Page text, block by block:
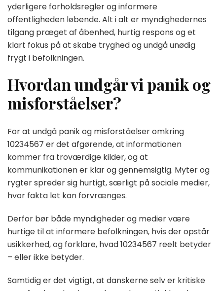
yderligere forholdsregler og informere
offentligheden løbende. Alt i alt er myndighedernes
tilgang præget af åbenhed, hurtig respons og et
klart fokus på at skabe tryghed og undgå unødig
frygt i befolkningen.
Hvordan undgår vi panik og
misforståelser?
For at undgå panik og misforståelser omkring
10234567 er det afgørende, at informationen
kommer fra troværdige kilder, og at
kommunikationen er klar og gennemsigtig. Myter og
rygter spreder sig hurtigt, særligt på sociale medier,
hvor fakta let kan forvrænges.
Derfor bør både myndigheder og medier være
hurtige til at informere befolkningen, hvis der opstår
usikkerhed, og forklare, hvad 10234567 reelt betyder
– eller ikke betyder.
Samtidig er det vigtigt, at danskerne selv er kritiske